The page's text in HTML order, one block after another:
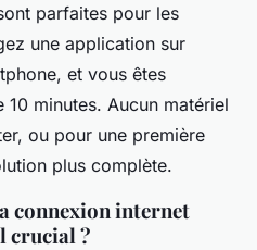
parfaites pour les
une application sur
et vous êtes
minutes. Aucun matériel
ou pour une première
plus complète.
connexion internet
crucial ?